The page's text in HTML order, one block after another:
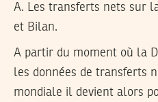
A. Les transferts nets sur
et Bilan.
A partir du moment où la
les données de transferts
mondiale il devient alors